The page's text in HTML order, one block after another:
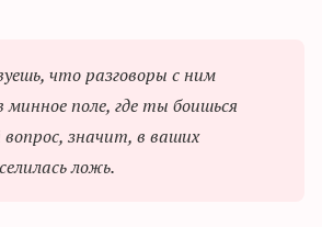
что разговоры с ним
минное поле, где ты боишься
значит, в ваших
ложь.